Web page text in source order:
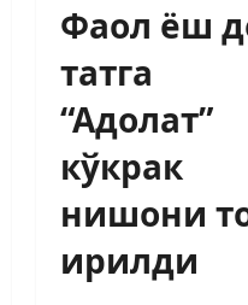
Фаол ёш
татга
“Адолат”
кўкрак
нишони
ирилди